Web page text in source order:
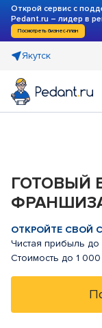
Открой сервис с
Pedant.ru – лидер в
Посмотреть бизнес-план
Якутск
ГОТОВЫЙ
ФРАНШИЗА
ОТКРОЙТЕ СВОЙ
Чистая прибыль
Стоимость до 1